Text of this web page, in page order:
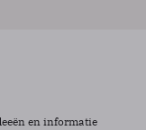
en informatie